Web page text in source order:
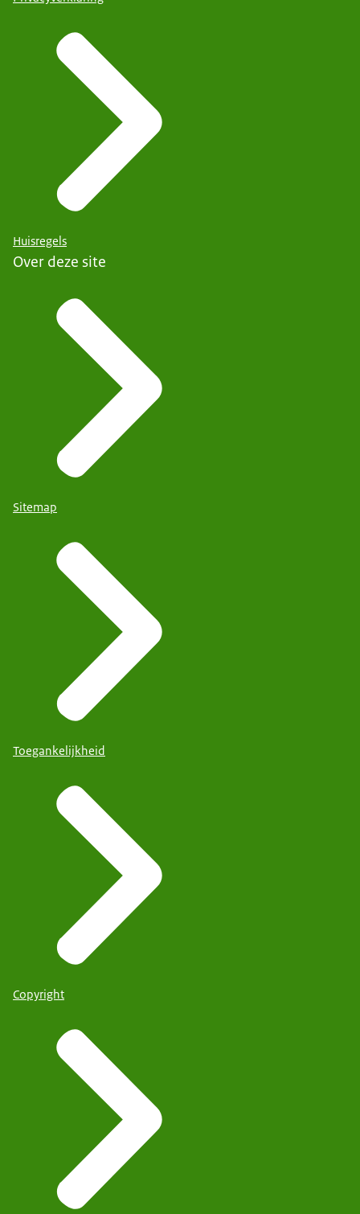
Huisregels
Over deze site
Sitemap
Toegankelijkheid
Copyright